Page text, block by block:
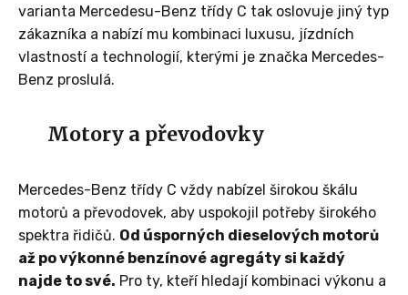
varianta Mercedesu-Benz třídy C tak oslovuje jiný typ
zákazníka a nabízí mu kombinaci luxusu, jízdních
vlastností a technologií, kterými je značka Mercedes-
Benz proslulá.
Motory a převodovky
Mercedes-Benz třídy C vždy nabízel širokou škálu
motorů a převodovek, aby uspokojil potřeby širokého
spektra řidičů. Od úsporných dieselových motorů
až po výkonné benzínové agregáty si každý
najde to své. Pro ty, kteří hledají kombinaci výkonu a